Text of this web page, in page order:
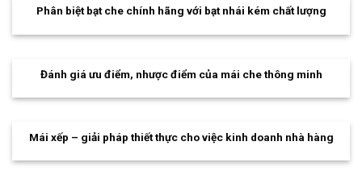
Phân biệt bạt che chính hãng với bạt nhái kém chất lượng
Đánh giá ưu điểm, nhược điểm của mái che thông minh
Mái xếp – giải pháp thiết thực cho việc kinh doanh nhà hàng